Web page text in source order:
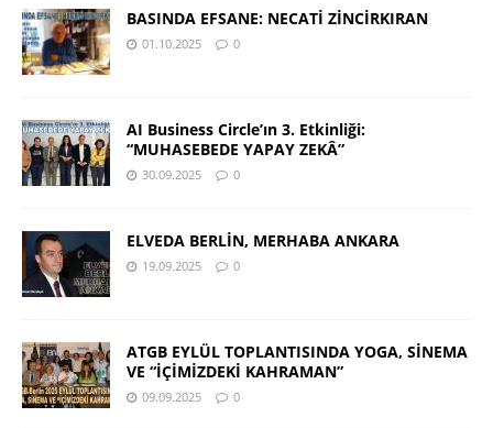
BASINDA EFSANE: NECATİ ZİNCİRKIRAN
01.10.2025 0
AI Business Circle’ın 3. Etkinliği:
“MUHASEBEDE YAPAY ZEKÂ”
30.09.2025 0
ELVEDA BERLİN, MERHABA ANKARA
19.09.2025 0
ATGB EYLÜL TOPLANTISINDA YOGA, SİNEMA
VE “İÇİMİZDEKİ KAHRAMAN”
09.09.2025 0